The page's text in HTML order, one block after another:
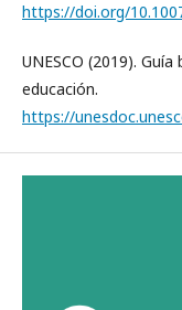
https://doi.org/
UNESCO (2019).
educación.
https://